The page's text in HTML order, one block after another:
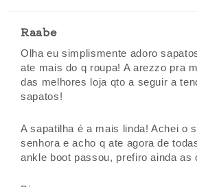
Raabe
Olha eu simplismente adoro
ate mais do q roupa! A arezzo pra
das melhores loja qto a seguir a
sapatos!
A sapatilha é a mais linda! Achei o
senhora e acho q ate agora de
ankle boot passou, prefiro ainda as